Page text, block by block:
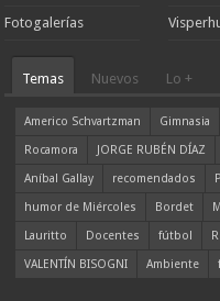
Fotogalerías
Temas Nuevos Lo +
Americo Schvartzman Gimnasia
Rocamora
JORGE RUBÉN DÍAZ
Aníbal Gallay
recomendados
humor de Miércoles
Bordet
Lauritto
Docentes fútbol
VALENTÍN BISOGNI
Ambiente